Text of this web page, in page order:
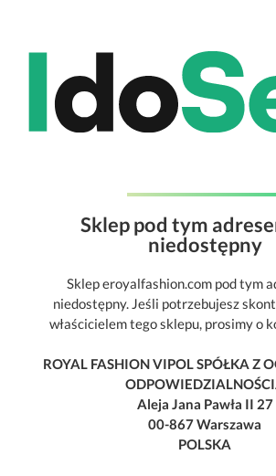
Sklep pod tym
niedostępny
Sklep eroyalfashion.com pod tym
niedostępny. Jeśli potrzebujesz
właścicielem tego sklepu, prosimy o
ROYAL FASHION VIPOL SPÓŁKA Z
Aleja Jana Pawła II 27
00-867 Warszawa
POLSKA